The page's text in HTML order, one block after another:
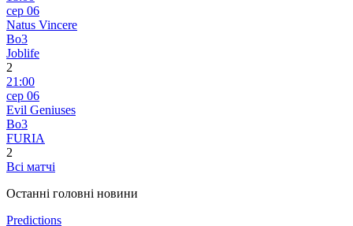
сер 06
Natus Vincere
Bo3
Joblife
2
21:00
сер 06
Evil Geniuses
Bo3
FURIA
2
Всі матчі
Останні головні новини
Predictions